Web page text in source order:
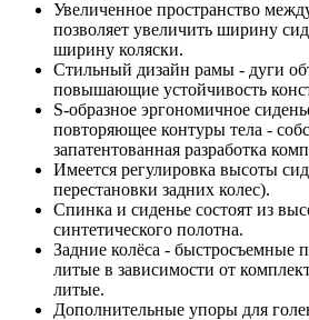
Увеличенное пространство
позволяет увеличить ширину
ширину коляски.
Стильный дизайн рамы - дуги
повышающие устойчивость
S-образное эргономичное
повторяющее контуры тела -
запатентованная разработка
Имеется регулировка высоты
перестановки задних колес).
Спинка и сиденье состоят из
синтетического полотна.
Задние колёса - быстросъемные
литые в зависимости от
литые.
Дополнительные упоры для